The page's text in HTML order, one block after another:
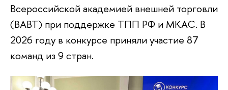
Всероссийской академией внешней торговли
(ВАВТ) при поддержке ТПП РФ и МКАС. В
2026 году в конкурсе приняли участие 87
команд из 9 стран.